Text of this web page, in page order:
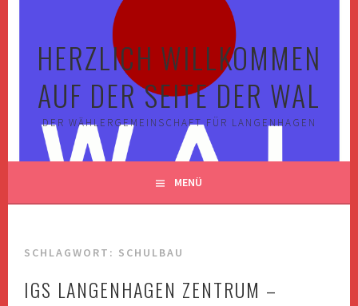
HERZLICH WILLKOMMEN
AUF DER SEITE DER WAL
DER WÄHLERGEMEINSCHAFT FÜR LANGENHAGEN
MENÜ
SCHLAGWORT: SCHULBAU
IGS LANGENHAGEN ZENTRUM –